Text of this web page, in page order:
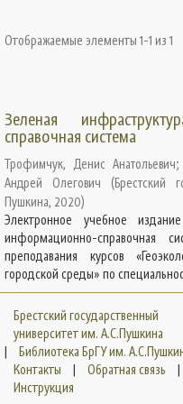
Отображаемые элементы 1-1 из 1
Зеленая
справочная система
Трофимчук, Денис Анатольевич
Андрей Олегович
(Брестский
Пушкина, 2020)
Электронное учебное
информационно-справочная
преподавания курсов
городской среды» по
Брестский государственный
университет им. А.С.Пушкина
|
Библиотека БрГУ им.
Контакты
| Обратная связь
|
Инструкция